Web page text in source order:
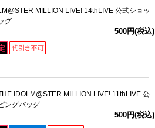
MILLION LIVE! 14thLIVE 公式ショッ
グ
500円(税込)
IDOLM@STER MILLION LIVE! 11thLIVE 公
ングバッグ
500円(税込)